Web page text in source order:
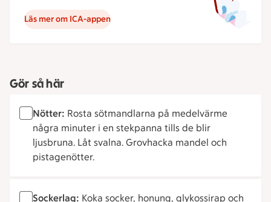
Läs mer om ICA-appen
Gör så här
Nötter: Rosta sötmandlarna på medelvärme
några minuter i en stekpanna tills de blir
ljusbruna. Låt svalna. Grovhacka mandel och
pistagenötter.
Sockerlag: Koka socker, honung, glykossirap och